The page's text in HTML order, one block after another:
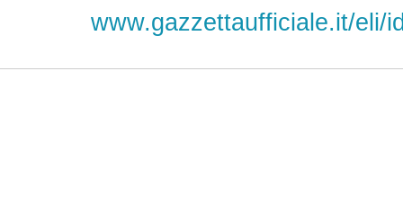
www.gazzettaufficiale.it/eli/